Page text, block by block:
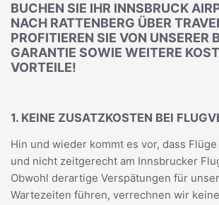
BUCHEN SIE IHR INNSBRUCK
NACH RATTENBERG ÜBER
PROFITIEREN SIE VON UNSERER
GARANTIE SOWIE WEITERE
VORTEILE!
1. KEINE ZUSATZKOSTEN BEI
Hin und wieder kommt es vor, dass
und nicht zeitgerecht am Innsbrucker
Obwohl derartige Verspätungen für
Wartezeiten führen, verrechnen wir